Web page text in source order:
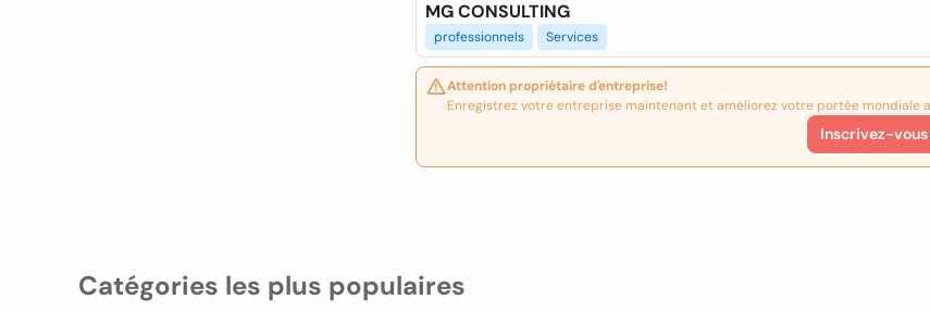
MG CONSULTING
professionnels Services
Attention propriétaire d'entreprise!
Enregistrez votre entreprise maintenant et améliorez votre portée mondiale
Inscrivez-
Catégories les plus populaires